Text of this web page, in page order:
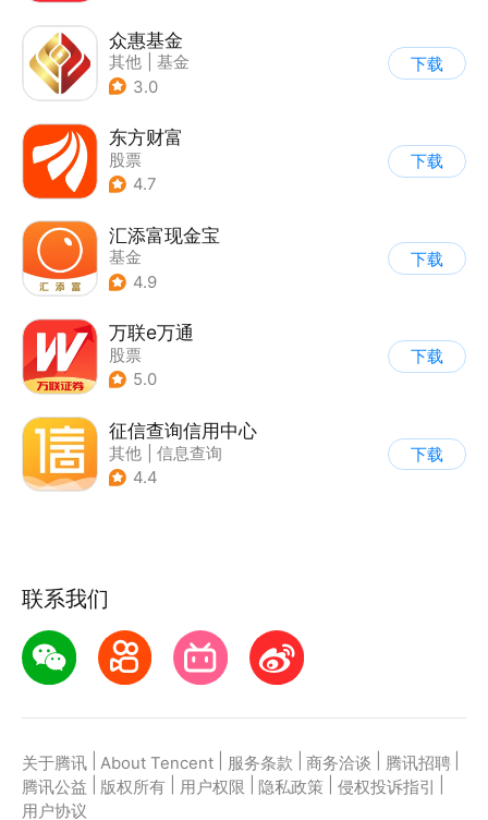
众惠基金
其他
基金
3.0
下载
东方财富
股票
4.7
下载
汇添富现金宝
基金
4.9
下载
万联e万通
股票
5.0
下载
征信查询信用中心
其他
信息查询
4.4
下载
联系我们
关于腾讯 About Tencent 服务条款 商务洽谈 腾讯招聘
腾讯公益
版权所有 用户权限 隐私政策 侵权投诉指引
用户协议